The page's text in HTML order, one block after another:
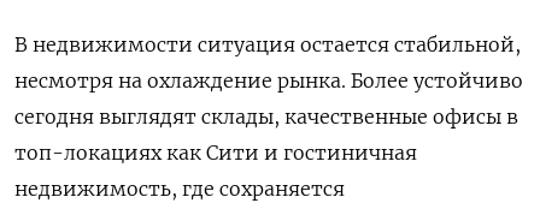
В недвижимости ситуация остается стабильной,
несмотря на охлаждение рынка. Более устойчиво
сегодня выглядят склады, качественные офисы в
топ-локациях как Сити и гостиничная
недвижимость, где сохраняется